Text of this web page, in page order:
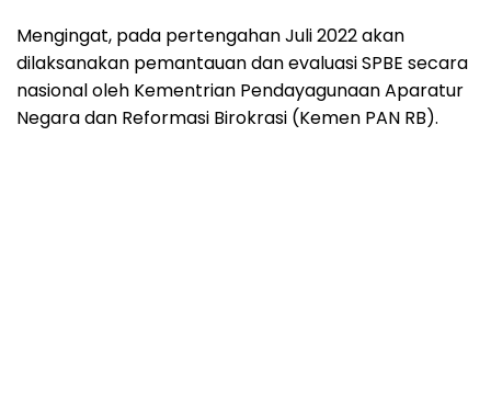
Mengingat, pada pertengahan Juli 2022 akan
dilaksanakan pemantauan dan evaluasi SPBE secara
nasional oleh Kementrian Pendayagunaan Aparatur
Negara dan Reformasi Birokrasi (Kemen PAN RB).